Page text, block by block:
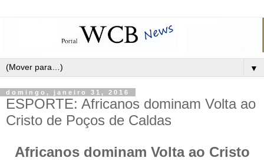
▼
domingo, janeiro 31, 2016
ESPORTE: Africanos dominam Volta ao
Cristo de Poços de Caldas
Africanos dominam Volta ao Cristo